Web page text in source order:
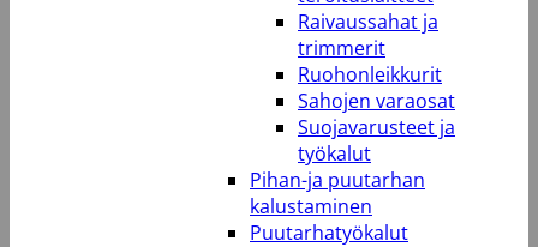
Raivaussahat ja
trimmerit
Ruohonleikkurit
Sahojen varaosat
Suojavarusteet ja
työkalut
Pihan-ja puutarhan
kalustaminen
Puutarhatyökalut